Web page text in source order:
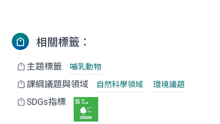
相關標籤：
主題標籤 哺乳動物
課綱議題與領域 自然科學領域 環境議題
SDGs指標